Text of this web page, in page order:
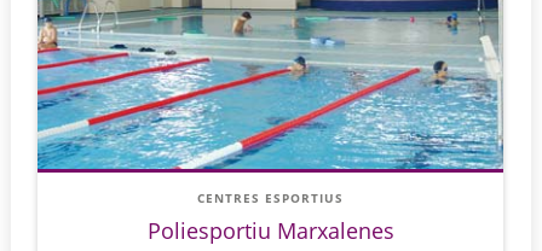
CENTRES ESPORTIUS
Poliesportiu Marxalenes